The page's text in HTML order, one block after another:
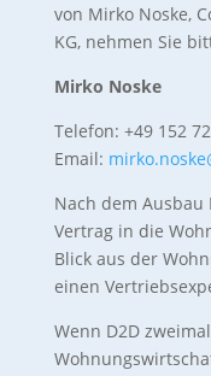
von Mirko Noske,
KG, nehmen Sie
Mirko Noske
Telefon: +49 152
Email:
Nach dem Ausbau
Vertrag in die
Blick aus der
einen
Wenn D2D